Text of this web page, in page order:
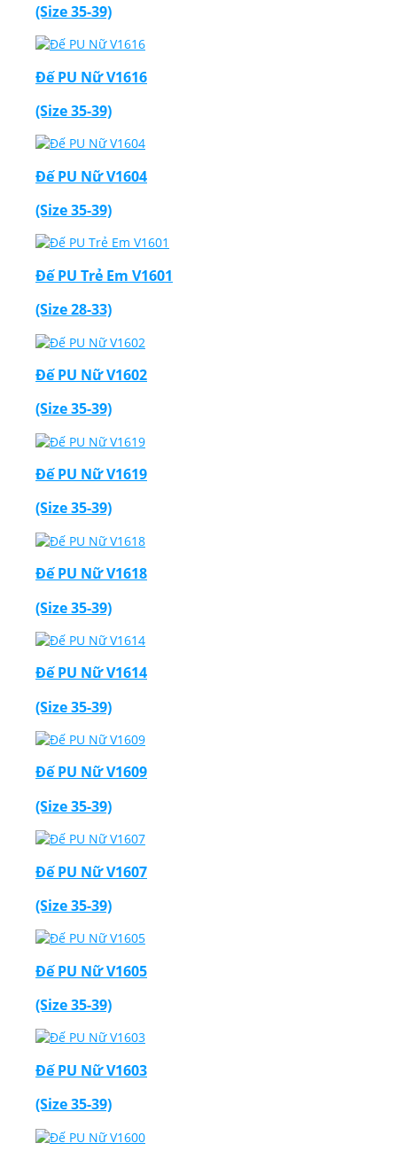
(Size 35-39)
Đế PU Nữ V1616
(Size 35-39)
Đế PU Nữ V1604
(Size 35-39)
Đế PU Trẻ Em V1601
(Size 28-33)
Đế PU Nữ V1602
(Size 35-39)
Đế PU Nữ V1619
(Size 35-39)
Đế PU Nữ V1618
(Size 35-39)
Đế PU Nữ V1614
(Size 35-39)
Đế PU Nữ V1609
(Size 35-39)
Đế PU Nữ V1607
(Size 35-39)
Đế PU Nữ V1605
(Size 35-39)
Đế PU Nữ V1603
(Size 35-39)